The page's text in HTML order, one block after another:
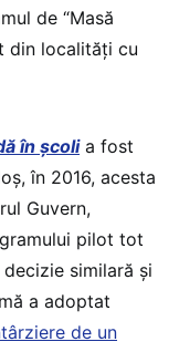
de “Masă
din localități cu
în şcolia fost
în 2016, acesta
Guvern,
pilot tot
similară şi
a adoptat
de un